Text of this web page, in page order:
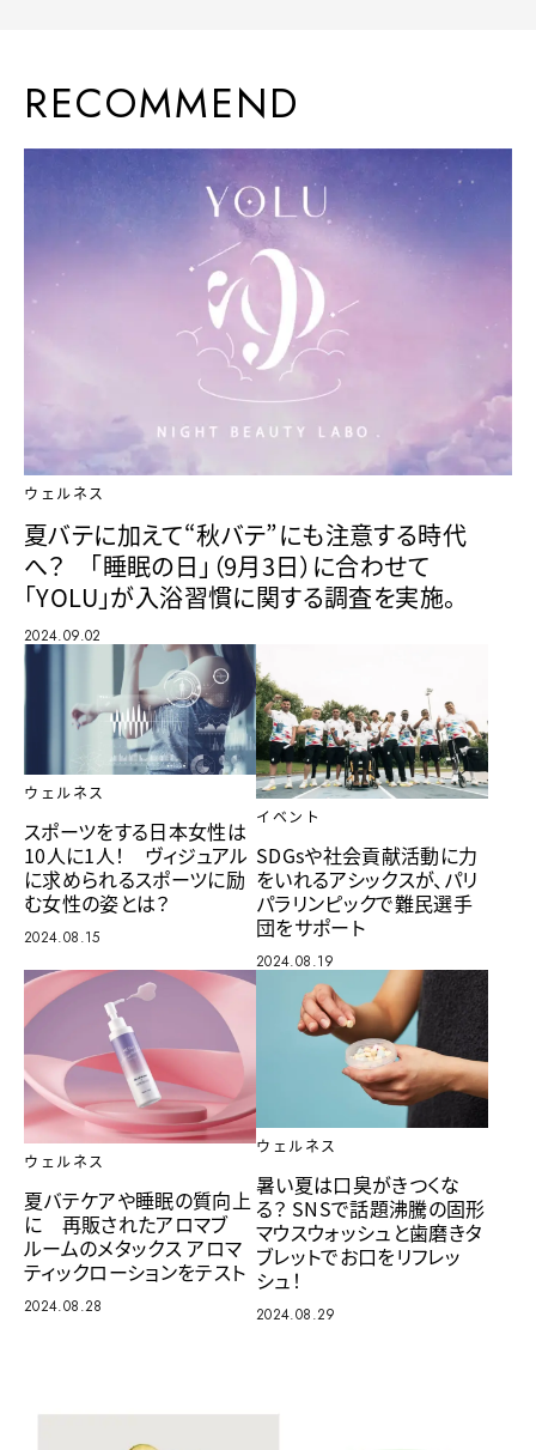
RECOMMEND
ウェルネス
夏バテに加えて“秋バテ”にも注意する時代
へ？ 「睡眠の日」（9月3日）に合わせて
「YOLU」が入浴習慣に関する調査を実施。
2024.09.02
ウェルネス
スポーツをする日本女性は
10人に1人！ ヴィジュアル
に求められるスポーツに励
む女性の姿とは？
2024.08.15
イベント
SDGsや社会貢献活動に力
をいれるアシックスが、パリ
パラリンピックで難民選手
団をサポート
2024.08.19
ウェルネス
夏バテケアや睡眠の質向上
に 再販されたアロマブ
ルームのメタックス アロマ
ティックローションをテスト
2024.08.28
ウェルネス
暑い夏は口臭がきつくな
る？ SNSで話題沸騰の固形
マウスウォッシュと歯磨きタ
ブレットでお口をリフレッ
シュ！
2024.08.29